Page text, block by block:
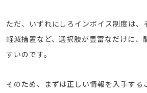
ただ、いずれにしろインボイス制度は、
軽減措置など、選択肢が豊富なだけに、
すいのです。
そのため、まずは正しい情報を入手する